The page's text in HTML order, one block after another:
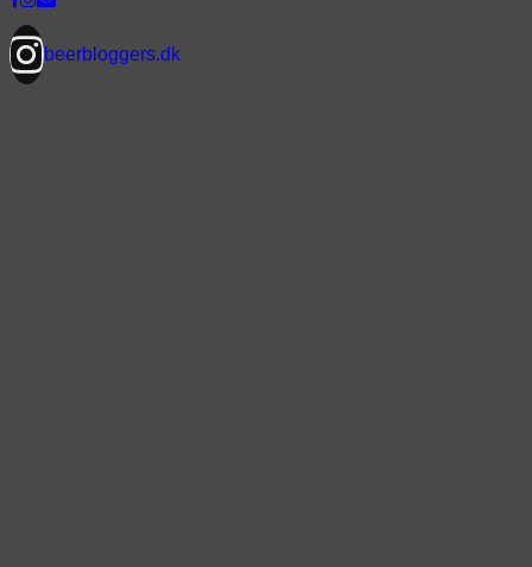
beerbloggers.dk